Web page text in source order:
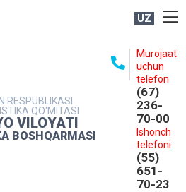
UZ
RESPUBLIKASI
QO‘MITASI
VILOYATI
BOSHQARMASI
Murojaat
uchun
telefon
(67)
236-
70-00
Ishonch
telefoni
(55)
651-
70-23
NASHRLAR
XIZMATLAR
XIZMATI